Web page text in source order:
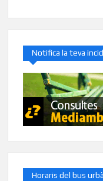
Notifica la teva
Horaris del bus